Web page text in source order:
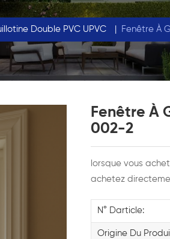
Double PVC UPVC | Fenêtre À
Fenêtre À
002-2
lorsque vous
achetez
N° Darticle:
Origine Du